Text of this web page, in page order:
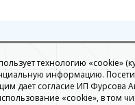
технологию «cookie»
информацию.
дает согласие ИП Фурсова
«cookie», в том